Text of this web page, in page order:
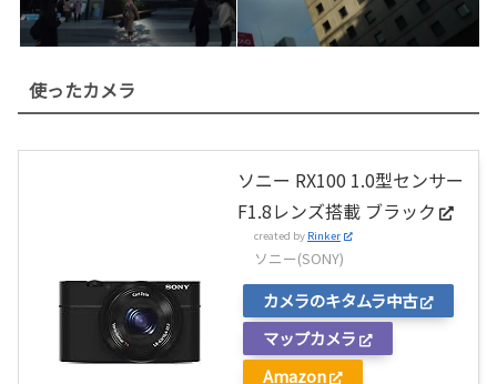
使ったカメラ
ソニー RX100 1.0型センサー
F1.8レンズ搭載 ブラック
created by Rinker
ソニー(SONY)
カメラのキタムラ中古
マップカメラ
Amazon